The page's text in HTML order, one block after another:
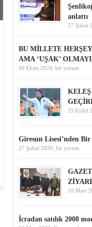
anlattı
27 Şubat
BU MİLLETE
AMA ‘UŞAK’
30 Ekim 2020, bir yorum
25 Eylül
Giresun Lisesi’nden Bir
27 Şubat 2020, bir yorum
10 Mart
İcradan satılık 2008